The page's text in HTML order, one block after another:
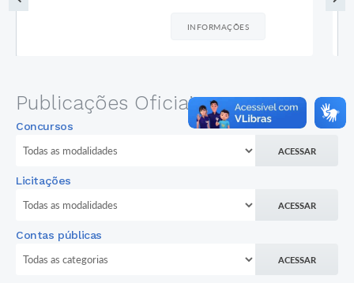
INFORMAÇÕES
Publicações Oficiais
Concursos
ACESSAR
Licitações
ACESSAR
Contas públicas
ACESSAR